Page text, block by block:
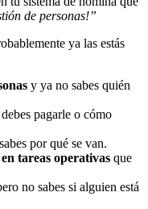
de personas!”
ya las estás
y ya no sabes quién
pagarle o cómo
por qué se van.
tareas operativas que
no sabes si alguien está